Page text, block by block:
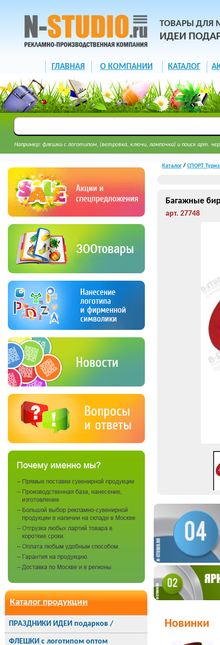
ТОВАРЫ ДЛЯ
ИДЕИ
ГЛАВНАЯ О КОМПАНИИ КАТАЛОГ
Например: флешки с логотипом, (ветровка, ключи, лампочка) и поиск арт.
Каталог продукции
ПРАЗДНИКИ ИДЕИ подарков /
ФЛЕШКИ с логотипом оптом
Каталог/ СПОРТ
Багажные
арт. 27748
Новинки